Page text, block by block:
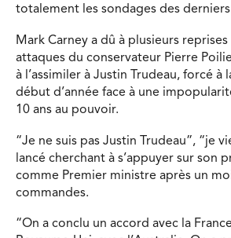
totalement les sondages des
Mark Carney a dû à plusieurs
attaques du conservateur Pierre
à l’assimiler à Justin Trudeau, forcé à
début d’année face à une
10 ans au pouvoir.
“Je ne suis pas Justin Trudeau”, “je
lancé cherchant à s’appuyer sur son
comme Premier ministre après un
commandes.
“On a conclu un accord avec la